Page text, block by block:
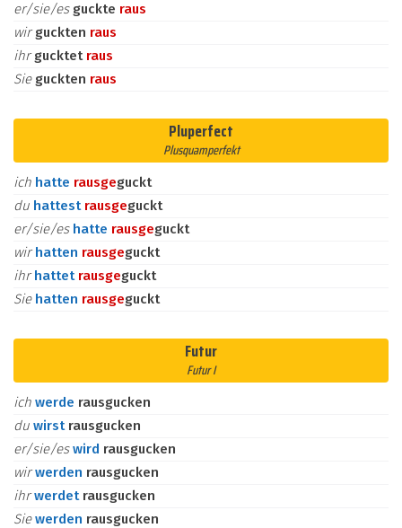
er/sie/es guckte raus
wirguckten raus
ihrgucktet raus
Sie guckten raus
Pluperfect
Plusquamperfekt
ich hatte rausgeguckt
du hattest rausgeguckt
er/sie/es hatte rausgeguckt
wirhatten rausgeguckt
ihrhattet rausgeguckt
Sie hatten rausgeguckt
Futur
Futur I
ich werde rausgucken
du wirst rausgucken
er/sie/eswird rausgucken
wirwerden rausgucken
ihrwerdet rausgucken
Siewerden rausgucken